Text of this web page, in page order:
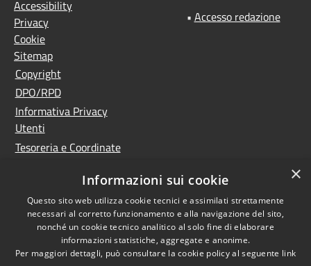
Accessibility
Privacy
Cookie
Sitemap
Copyright
DPO/RPD
Informativa Privacy
Utenti
Tesoreria e Coordinate
Controlla la tua posta
PNRR (Piano Nazionale
di Ripresa e Resilienza)
Meccanismo di feedback
Whistleblowing
• Accesso redazione
×
Informazioni sui cookie
Questo sito web utilizza cookie tecnici e assimilati strettamente
necessari al corretto funzionamento e alla navigazione del sito,
nonché un cookie tecnico analitico al solo fine di elaborare
informazioni statistiche, aggregate e anonime.
Per maggiori dettagli, può consultare la cookie policy al seguente link